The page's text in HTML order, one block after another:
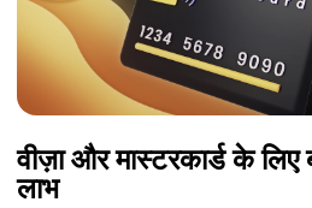
वीज़ा और मास्टरकार्ड के
लाभ